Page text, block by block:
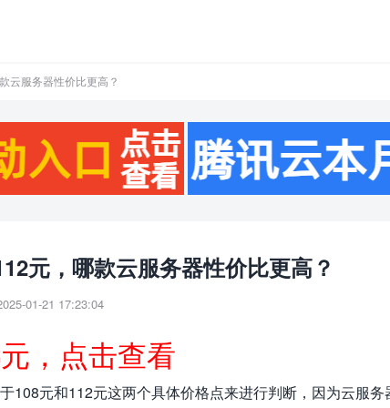
云服务器性价比更高？
元，哪款云服务器性价比更高？
01-21 17:23:04
，点击查看
108元和112元这两个具体价格点来进行判断，因为云服务